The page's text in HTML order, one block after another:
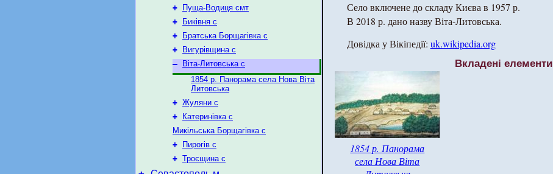
+
Пуща-Водиця смт
+
Биківня с
+
Братська Борщагівка с
+
Вигурівщина c
–
Віта-Литовська с
1854 р. Панорама села Нова Віта
Литовська
+ Жуляни с
+
Катеринівка с
Микільська Борщагівка с
+
Пирогів с
+ Троєщина с
Село включене до складу Києва в 1957 р.
В 2018 р. дано назву Віта-Литовська.
Довідка у Вікіпедії: uk.wikipedia.org
Вкладені елементи
1854 р. Панорама
села Нова Віта